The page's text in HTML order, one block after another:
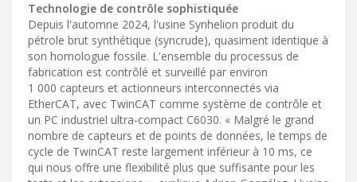
Technologie de contrôle sophistiquée
Depuis l'automne 2024, l'usine Synhelion produit du
pétrole brut synthétique (syncrude), quasiment identique à
son homologue fossile. L'ensemble du processus de
fabrication est contrôlé et surveillé par environ
1 000 capteurs et actionneurs interconnectés via
EtherCAT, avec TwinCAT comme système de contrôle et
un PC industriel ultra-compact C6030. « Malgré le grand
nombre de capteurs et de points de données, le temps de
cycle de TwinCAT reste largement inférieur à 10 ms, ce
qui nous offre une flexibilité plus que suffisante pour les